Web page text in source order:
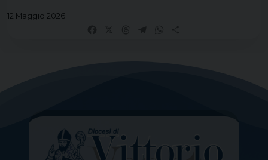
12 Maggio 2026